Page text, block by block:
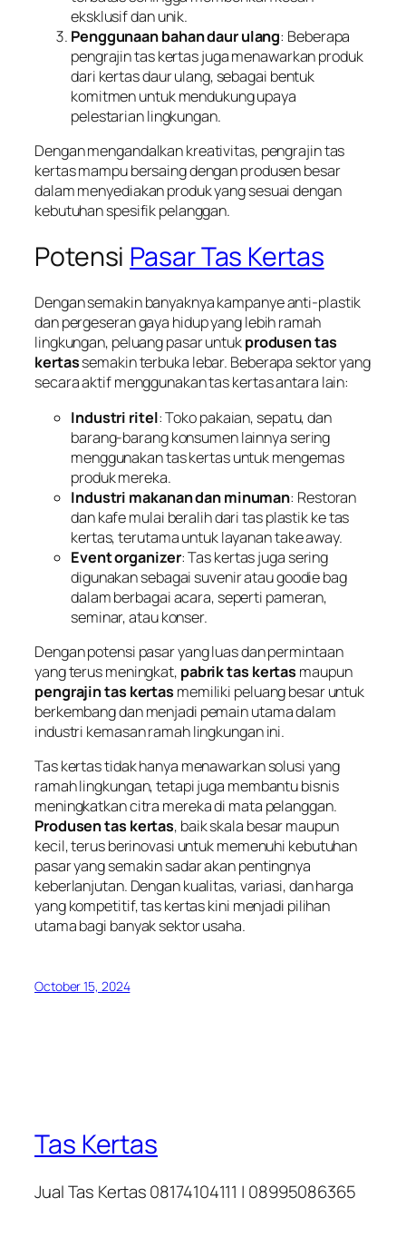
eksklusif dan unik.
Penggunaan bahan daur ulang: Beberapa
pengrajin tas kertas juga menawarkan produk
dari kertas daur ulang, sebagai bentuk
komitmen untuk mendukung upaya
pelestarian lingkungan.
Dengan mengandalkan kreativitas, pengrajin tas
kertas mampu bersaing dengan produsen besar
dalam menyediakan produk yang sesuai dengan
kebutuhan spesifik pelanggan.
Potensi Pasar Tas Kertas
Dengan semakin banyaknya kampanye anti-plastik
dan pergeseran gaya hidup yang lebih ramah
lingkungan, peluang pasar untukprodusen tas
kertassemakin terbuka lebar. Beberapa sektor yang
secara aktif menggunakan tas kertas antara lain:
Industri ritel: Toko pakaian, sepatu, dan
barang-barang konsumen lainnya sering
menggunakan tas kertas untuk mengemas
produk mereka.
Industri makanan dan minuman: Restoran
dan kafe mulai beralih dari tas plastik ke tas
kertas, terutama untuk layanan take away.
Event organizer: Tas kertas juga sering
digunakan sebagai suvenir atau goodie bag
dalam berbagai acara, seperti pameran,
seminar, atau konser.
Dengan potensi pasar yang luas dan permintaan
yang terus meningkat, pabrik tas kertas maupun
pengrajin tas kertas memiliki peluang besar untuk
berkembang dan menjadi pemain utama dalam
industri kemasan ramah lingkungan ini.
Tas kertas tidak hanya menawarkan solusi yang
ramah lingkungan, tetapi juga membantu bisnis
meningkatkan citra mereka di mata pelanggan.
Produsen tas kertas, baik skala besar maupun
kecil, terus berinovasi untuk memenuhi kebutuhan
pasar yang semakin sadar akan pentingnya
keberlanjutan. Dengan kualitas, variasi, dan harga
yang kompetitif, tas kertas kini menjadi pilihan
utama bagi banyak sektor usaha.
October 15, 2024
Tas Kertas
Jual Tas Kertas 08174104111 | 08995086365